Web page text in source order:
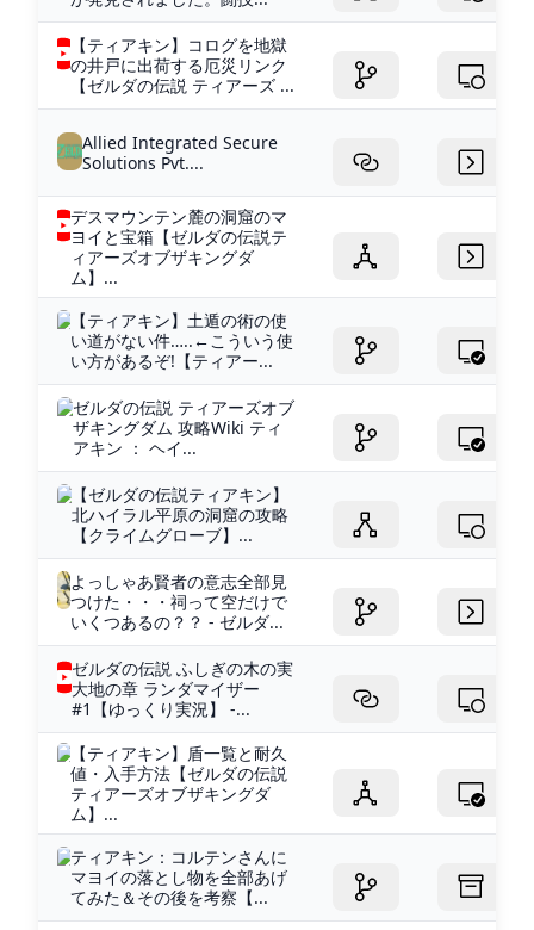
【ティアキン】コログを地獄
の井戸に出荷する厄災リンク
【ゼルダの伝説 ティアーズ ...
Allied Integrated Secure
Solutions Pvt....
デスマウンテン麓の洞窟のマ
ヨイと宝箱【ゼルダの伝説テ
ィアーズオブザキングダ
ム】...
【ティアキン】土遁の術の使
い道がない件…..←こういう使
い方があるぞ!【ティアー...
ゼルダの伝説 ティアーズオブ
ザキングダム 攻略Wiki ティ
アキン ： ヘイ...
【ゼルダの伝説ティアキン】
北ハイラル平原の洞窟の攻略
【クライムグローブ】...
よっしゃあ賢者の意志全部見
つけた・・・祠って空だけで
いくつあるの？？ - ゼルダ...
ゼルダの伝説 ふしぎの木の実
大地の章 ランダマイザー
#1【ゆっくり実況】 -...
【ティアキン】盾一覧と耐久
値・入手方法【ゼルダの伝説
ティアーズオブザキングダ
ム】...
ティアキン：コルテンさんに
マヨイの落とし物を全部あげ
てみた＆その後を考察【...